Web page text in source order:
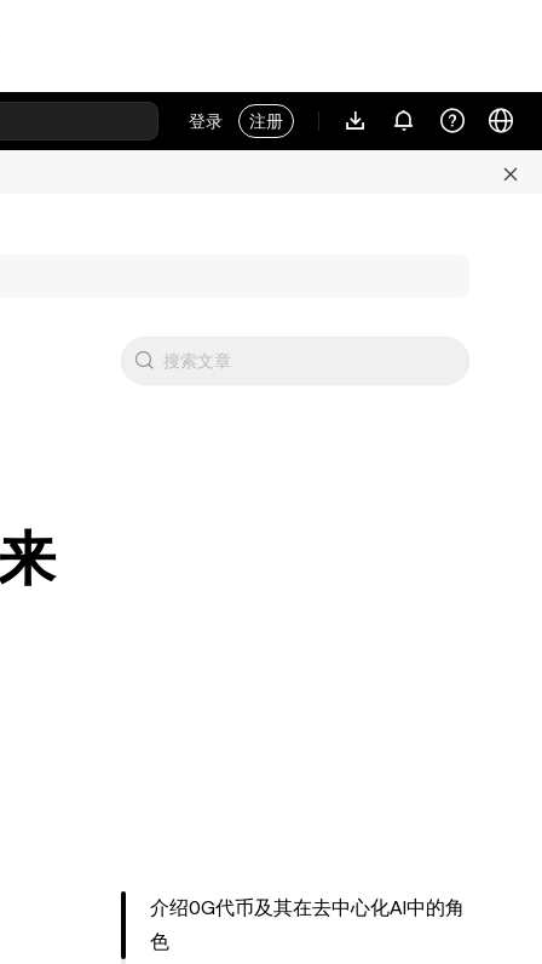
登录 注册
介绍0G代币及其在去中心化AI中的角
色